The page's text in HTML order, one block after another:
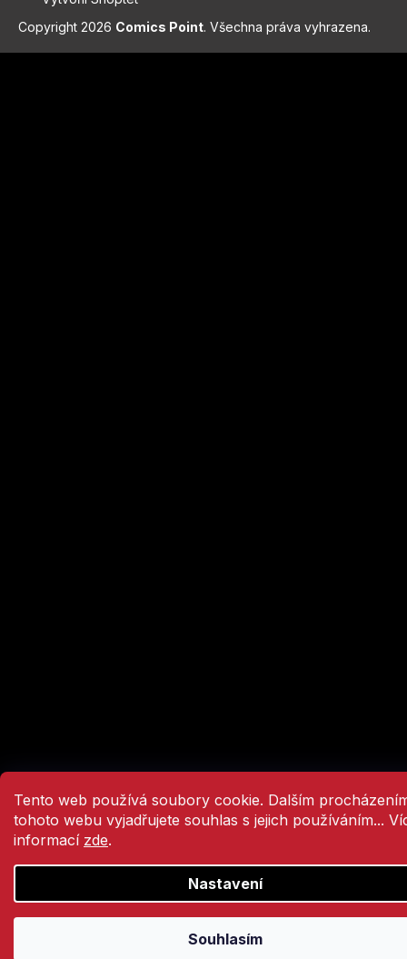
Tento web používá soubory cookie. Dalším
tohoto webu vyjadřujete souhlas s jejich používáním...
informací zde.
Nastavení
Souhlasím
Copyright 2026 Comics Point. Všechna práva vyhrazena.